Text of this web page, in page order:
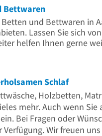
Bettwaren
und Bettwaren in
Lassen Sie sich
helfen Ihnen gerne
Schlaf
Holzbetten,
mehr. Auch wenn
Bei Fragen oder
Wir freuen